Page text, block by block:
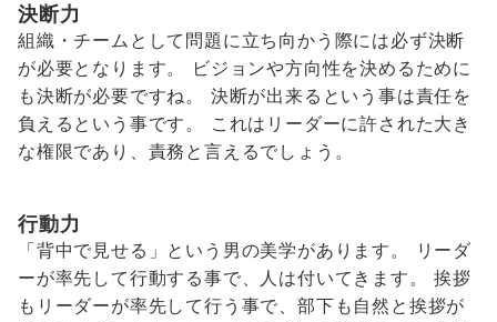
決断力
組織・チームとして問題に立ち向かう際には必ず決断
が必要となります。 ビジョンや方向性を決めるために
も決断が必要ですね。 決断が出来るという事は責任を
負えるという事です。 これはリーダーに許された大き
な権限であり、責務と言えるでしょう。
行動力
「背中で見せる」という男の美学があります。 リーダ
ーが率先して行動する事で、人は付いてきます。 挨拶
もリーダーが率先して行う事で、部下も自然と挨拶が